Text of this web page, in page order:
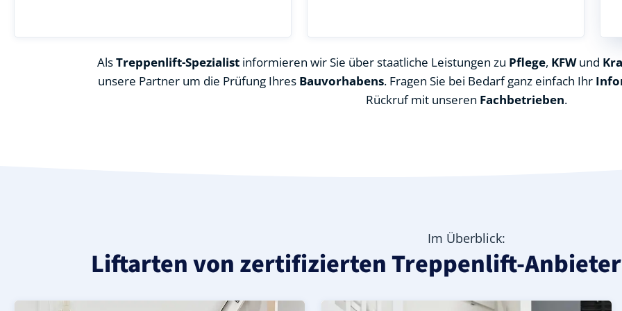
AlsTreppenlift-Spezialist informieren wir Sie über staatliche Leistungen zu Pflege, KFWund
unsere Partner um die Prüfung Ihres Bauvorhabens. Fragen Sie bei Bedarf ganz einfach Ihr
Rückruf mit unseren Fachbetrieben.
Im Überblick:
Liftarten von zertifizierten Treppenlift-